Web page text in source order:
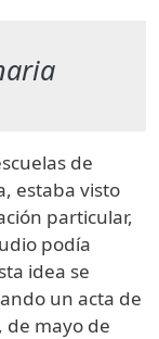
de
estaba visto
particular,
podía
idea se
un acta de
de mayo de